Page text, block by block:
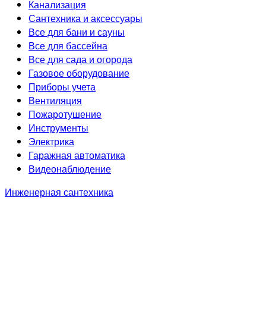
Канализация
Сантехника и аксессуары
Все для бани и сауны
Все для бассейна
Все для сада и огорода
Газовое оборудование
Приборы учета
Вентиляция
Пожаротушение
Инструменты
Электрика
Гаражная автоматика
Видеонаблюдение
Инженерная сантехника